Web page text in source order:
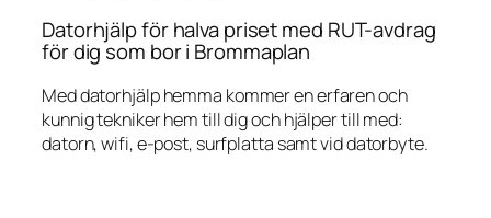
Datorhjälp för halva priset med RUT-avdrag
för dig som bor i Brommaplan
Med datorhjälp hemma kommer en erfaren och
kunnig tekniker hem till dig och hjälper till med:
datorn, wifi, e-post, surfplatta samt vid datorbyte.